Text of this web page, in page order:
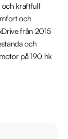
och kraftfull
och
från 2015
och
på 190 hk